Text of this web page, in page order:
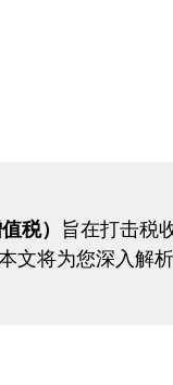
税） 旨在打击税
文将为您深入解